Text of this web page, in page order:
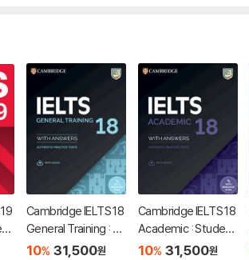
Cambridge IELTS 18
General Training : St
udent's Book with A
10% 31,500원
Cambridge IELTS 18
Academic : Studen
t's Book with Answ
10% 31,500원